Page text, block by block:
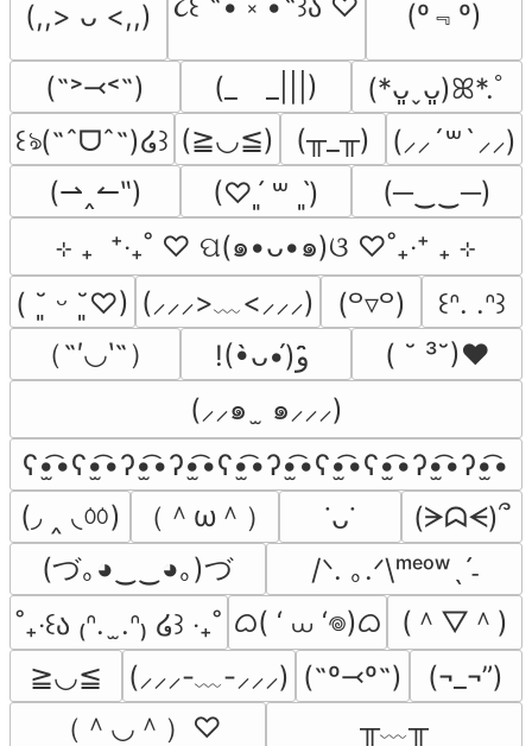
(,,> ᴗ <,,) (º﹃º)
(˶˃⤙˂˶) (_　_|||)
(*ᴗ͈ˬᴗ͈)ꕤ*.ﾟ
꒰ঌ(˶ˆᗜˆ˵)໒꒱ (≧◡≦) (╥_╥)
(⸝⸝´꒳`⸝⸝)
(⇀‸↼‶)
(♡ˊ͈ ꒳ ˋ͈)
(─‿‿─)
⊹ ₊  ⁺‧₊˚ ♡ ପ(๑•ᴗ•๑)ଓ ♡˚₊‧⁺ ₊ ⊹
( ˘͈ ᵕ ˘͈♡) (⸝⸝⸝>﹏<⸝⸝⸝) (꒪▿꒪)
꒰ᐢ. .ᐢ꒱
（˶′◡‵˶）
( ˘ ³˘)♥
(⸝⸝๑  ̫ ๑⸝⸝⸝)
ʕ•̫͡•ʕ•̫͡•ʔ•̫͡•ʔ•̫͡•ʕ•̫͡•ʔ•̫͡•ʕ•̫͡•ʕ•̫͡•ʔ•̫͡•ʔ•̫͡•
(◞ ‸ ◟ㆀ)
（＾ω＾） ˙ᴗ˙
(ᗒᗣᗕ)՞
(づ｡◕‿‿◕｡)づ
/ᐠ. ｡.ᐟ\ᵐᵉᵒʷˎˊ˗
˚₊‧꒰ა ₍ᐢ.  ̫.ᐢ₎ ໒꒱ ‧₊˚ ᜊ( ‘ ⩊ ‘𖦹)ᜊ
(＾▽＾)
≧◡≦
(⸝⸝⸝-﹏-⸝⸝⸝) (˶º⤙º˶)
(¬_¬”)
（＾◡＾）♡
╥﹏╥